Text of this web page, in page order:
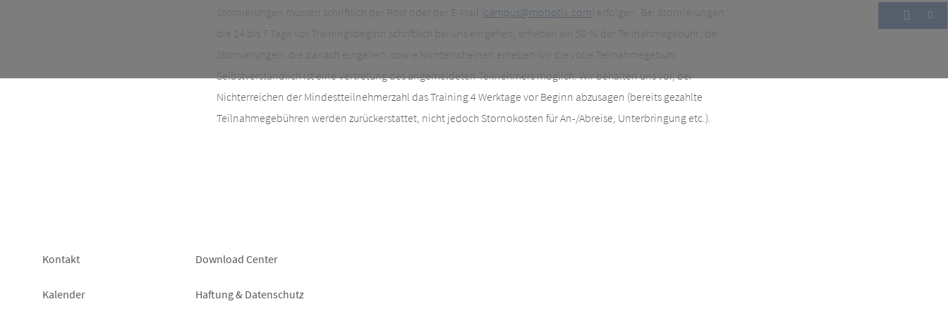
Stornierungen müssen schriftlich per Post oder per E-Mail ( campus@mobotix.com ) erfolgen. Bei Stornierungen,
die 14 bis 7 Tage vor Trainingsbeginn schriftlich bei uns eingehen, erheben wir 50 % der Teilnahmegebühr; bei
Stornierungen, die danach eingehen, sowie Nichterscheinen erheben wir die volle Teilnahmegebühr.
Selbstverständlich ist eine Vertretung des angemeldeten Teilnehmers möglich. Wir behalten uns vor, bei
Nichterreichen der Mindestteilnehmerzahl das Training 4 Werktage vor Beginn abzusagen (bereits gezahlte
Teilnahmegebühren werden zurückerstattet, nicht jedoch Stornokosten für An-/Abreise, Unterbringung etc.).
Footer
left
Kontakt
Kalender
Footer
right
Download Center
Haftung & Datenschutz